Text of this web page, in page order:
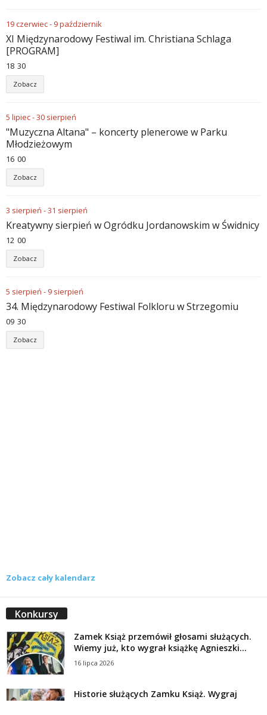
19czerwiec- 9październik
XI Międzynarodowy Festiwal im. Christiana Schlaga
[PROGRAM]
18 30
Zobacz
5 lipiec-30 sierpień
"Muzyczna Altana" – koncerty plenerowe w Parku
Młodzieżowym
16 00
Zobacz
3 sierpień -31 sierpień
Kreatywny sierpień w Ogródku Jordanowskim w Świdnicy
12 00
Zobacz
5 sierpień - 9 sierpień
34. Międzynarodowy Festiwal Folkloru w Strzegomiu
09 30
Zobacz
Zobacz cały kalendarz
Konkursy
Zamek Książ przemówił głosami służących.
Wiemy już, kto wygrał książkę Agnieszki...
16 lipca 2026
Historie służących Zamku Książ. Wygraj